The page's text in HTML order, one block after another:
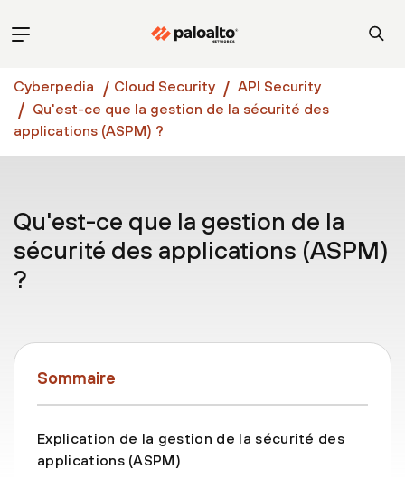
Cyberpedia Cloud Security
API Security
Qu'est-ce que la gestion de la sécurité des
applications (ASPM) ?
Qu'est-ce que la gestion de la
sécurité des applications (ASPM)
?
Sommaire
Explication de la gestion de la sécurité des
applications (ASPM)